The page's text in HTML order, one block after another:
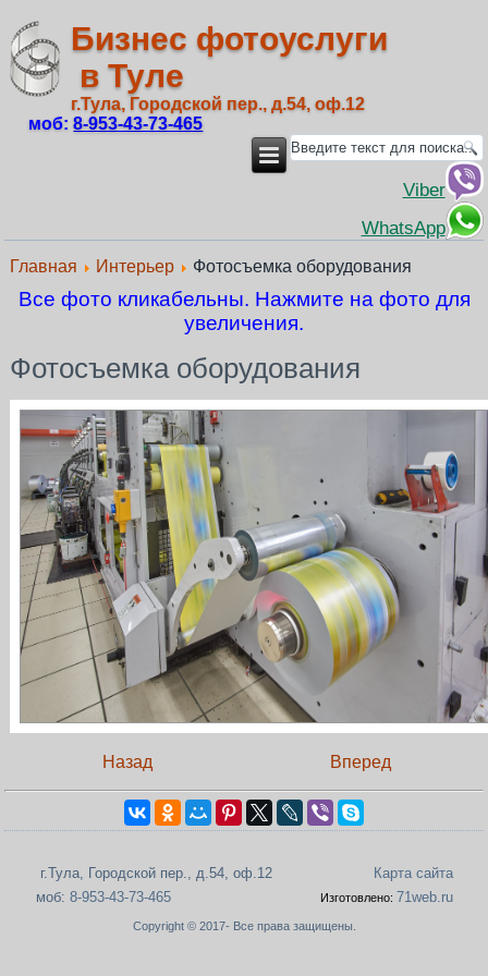
Бизнес фотоуслуги
в Туле
г.Тула, Городской пер., д.54, оф.12
моб: 8‑953‑43‑73‑465
Viber
WhatsApp
Главная Интерьер Фотосъемка оборудования
Все фото кликабельны. Нажмите на фото для
увеличения.
Фотосъемка оборудования
Назад Вперед
г.Тула, Городской пер., д.54, оф.12
моб: 8-953-43-73-465
Карта сайта
Изготовлено: 71web.ru
Copyright © 2017- Все права защищены.